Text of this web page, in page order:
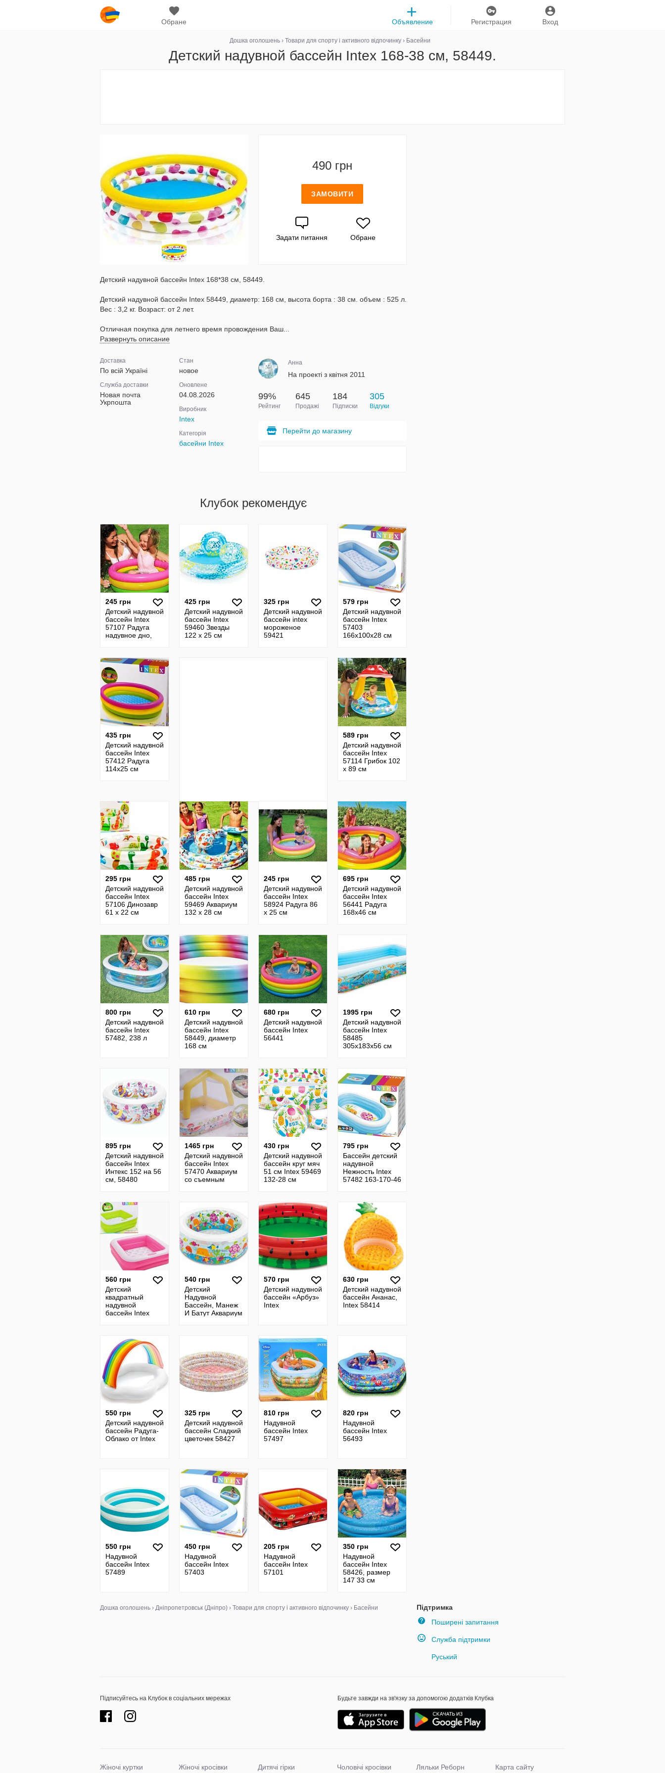
Обране Вход
Регистрация
Объявление
Дошка оголошень › Товари для спорту і активного відпочинку › Басейни
Детский надувной бассейн Intex 168-38 см, 58449.
490 грн
ЗАМОВИТИ
Задати питання Обране
Детский надувной бассейн Intex 168*38 см, 58449.
Детский надувной бассейн Intex 58449, диаметр: 168 см, высота борта : 38 см. объем : 525 л.
Вес : 3,2 кг. Возраст: от 2 лет.
Отличная покупка для летнего время провождения Ваш...
Развернуть описание
Доставка
По всій Україні
Служба доставки
Новая почта
Укрпошта
Стан
новое
Оновлене
04.08.2026
Виробник
Intex
Категорія
басейни Intex
Анна
На проекті з квітня 2011
99%
Рейтинг
645
Продажі
184
Підписки
305
Відгуки
Перейти до магазину
Клубок рекомендує
245 грн
Детский надувной
бассейн Intex
57107 Радуга
надувное дно,
425 грн
Детский надувной
бассейн Intex
59460 Звезды
122 х 25 см
325 грн
Детский надувной
бассейн intex
мороженое
59421
579 грн
Детский надувной
бассейн Intex
57403
166х100х28 см
435 грн
Детский надувной
бассейн Intex
57412 Радуга
114х25 см
589 грн
Детский надувной
бассейн Intex
57114 Грибок 102
х 89 см
295 грн
Детский надувной
бассейн Intex
57106 Динозавр
61 х 22 см
485 грн
Детский надувной
бассейн Intex
59469 Аквариум
132 х 28 см
245 грн
Детский надувной
бассейн Intex
58924 Радуга 86
х 25 см
695 грн
Детский надувной
бассейн Intex
56441 Радуга
168х46 см
800 грн
Детский надувной
бассейн Intex
57482, 238 л
610 грн
Детский надувной
бассейн Intex
58449, диаметр
168 см
680 грн
Детский надувной
бассейн Intex
56441
1995 грн
Детский надувной
бассейн Intex
58485
305x183х56 см
895 грн
Детский надувной
бассейн Intex
Интекс 152 на 56
см, 58480
1465 грн
Детский надувной
бассейн Intex
57470 Аквариум
со съемным
430 грн
Детский надувной
бассейн круг мяч
51 см Intex 59469
132-28 см
795 грн
Бассейн детский
надувной
Нежность Intex
57482 163-170-46
560 грн
Детский
квадратный
надувной
бассейн Intex
540 грн
Детский
Надувной
Бассейн, Манеж
И Батут Аквариум
570 грн
Детский надувной
бассейн «Арбуз»
Intex
630 грн
Детский надувной
бассейн Ананас,
Intex 58414
550 грн
Детский надувной
бассейн Радуга-
Облако от Intex
325 грн
Детский надувной
бассейн Сладкий
цветочек 58427
810 грн
Надувной
бассейн Intex
57497
820 грн
Надувной
бассейн Intex
56493
550 грн
Надувной
бассейн Intex
57489
450 грн
Надувной
бассейн Intex
57403
205 грн
Надувной
бассейн Intex
57101
350 грн
Надувной
бассейн Intex
58426, размер
147 33 см
Підтримка
Поширені запитання
Служба підтримки
Руський
Дошка оголошень › Дніпропетровськ (Дніпро) › Товари для спорту і активного відпочинку › Басейни
Підписуйтесь на Клубок в соціальних мережах Будьте завжди на зв'язку за допомогою додатків Клубка
Жіночі куртки Жіночі кросівки Дитячі гірки Чоловічі кросівки Ляльки Реборн Карта сайту